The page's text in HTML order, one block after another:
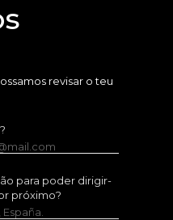
revisar o teu
para poder dirigir-
próximo?
España.